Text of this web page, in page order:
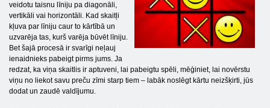
veidotu taisnu līniju pa diagonāli,
vertikāli vai horizontāli. Kad skaitļi
kļuva par līniju caur to kārtībā un
uzvarēja tas, kurš varēja būvēt līniju.
Bet šajā procesā ir svarīgi neļauj
ienaidnieks pabeigt pirms jums. Ja
redzat, ka viņa skaitlis ir aptuveni, lai pabeigtu spēli, mēģiniet, lai novērstu
viņu no liekot savu preču zīmi starp tiem – labāk noslēgt kārtu neizšķirti, jūs
dodat un zaudē valdījumu.